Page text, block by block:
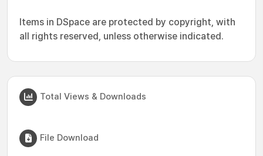
Items in DSpace are protected by copyright, with
all rights reserved, unless otherwise indicated.
Total Views & Downloads
File Download